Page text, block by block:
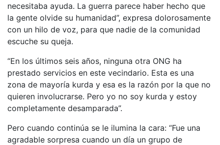
necesitaba ayuda. La guerra parece haber hecho que
la gente olvide su humanidad”, expresa dolorosamente
con un hilo de voz, para que nadie de la comunidad
escuche su queja.
“En los últimos seis años, ninguna otra ONG ha
prestado servicios en este vecindario. Esta es una
zona de mayoría kurda y esa es la razón por la que no
quieren involucrarse. Pero yo no soy kurda y estoy
completamente desamparada”.
Pero cuando continúa se le ilumina la cara: “Fue una
agradable sorpresa cuando un día un grupo de